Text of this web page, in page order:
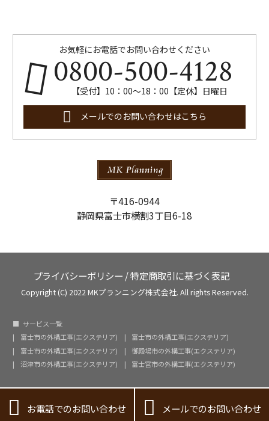
お気軽にお電話でお問い合わせください
0800-500-4128
【受付】10：00～18：00【定休】日曜日
メールでのお問い合わせはこちら
〒416-0944
静岡県富士市横割3丁目6-18
プライバシーポリシー /特定商取引に基づく表記
Copyright (C) 2022 MKプランニング株式会社. All rights Reserved.
サービス一覧
富士市の外構工事(エクステリア)
富士市の外構工事(エクステリア)
富士市の外構工事(エクステリア)
御殿場市の外構工事(エクステリア)
沼津市の外構工事(エクステリア)
富士宮市の外構工事(エクステリア)
 お電話でのお問い合わせ  メールでのお問い合わせ